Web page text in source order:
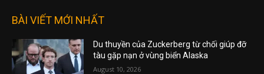
BÀI VIẾT MỚI NHẤT
Du thuyền của Zuckerberg từ chối giúp đỡ
tàu gặp nạn ở vùng biển Alaska
August 10, 2026